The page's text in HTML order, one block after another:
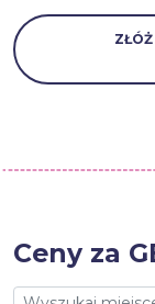
Ceny za